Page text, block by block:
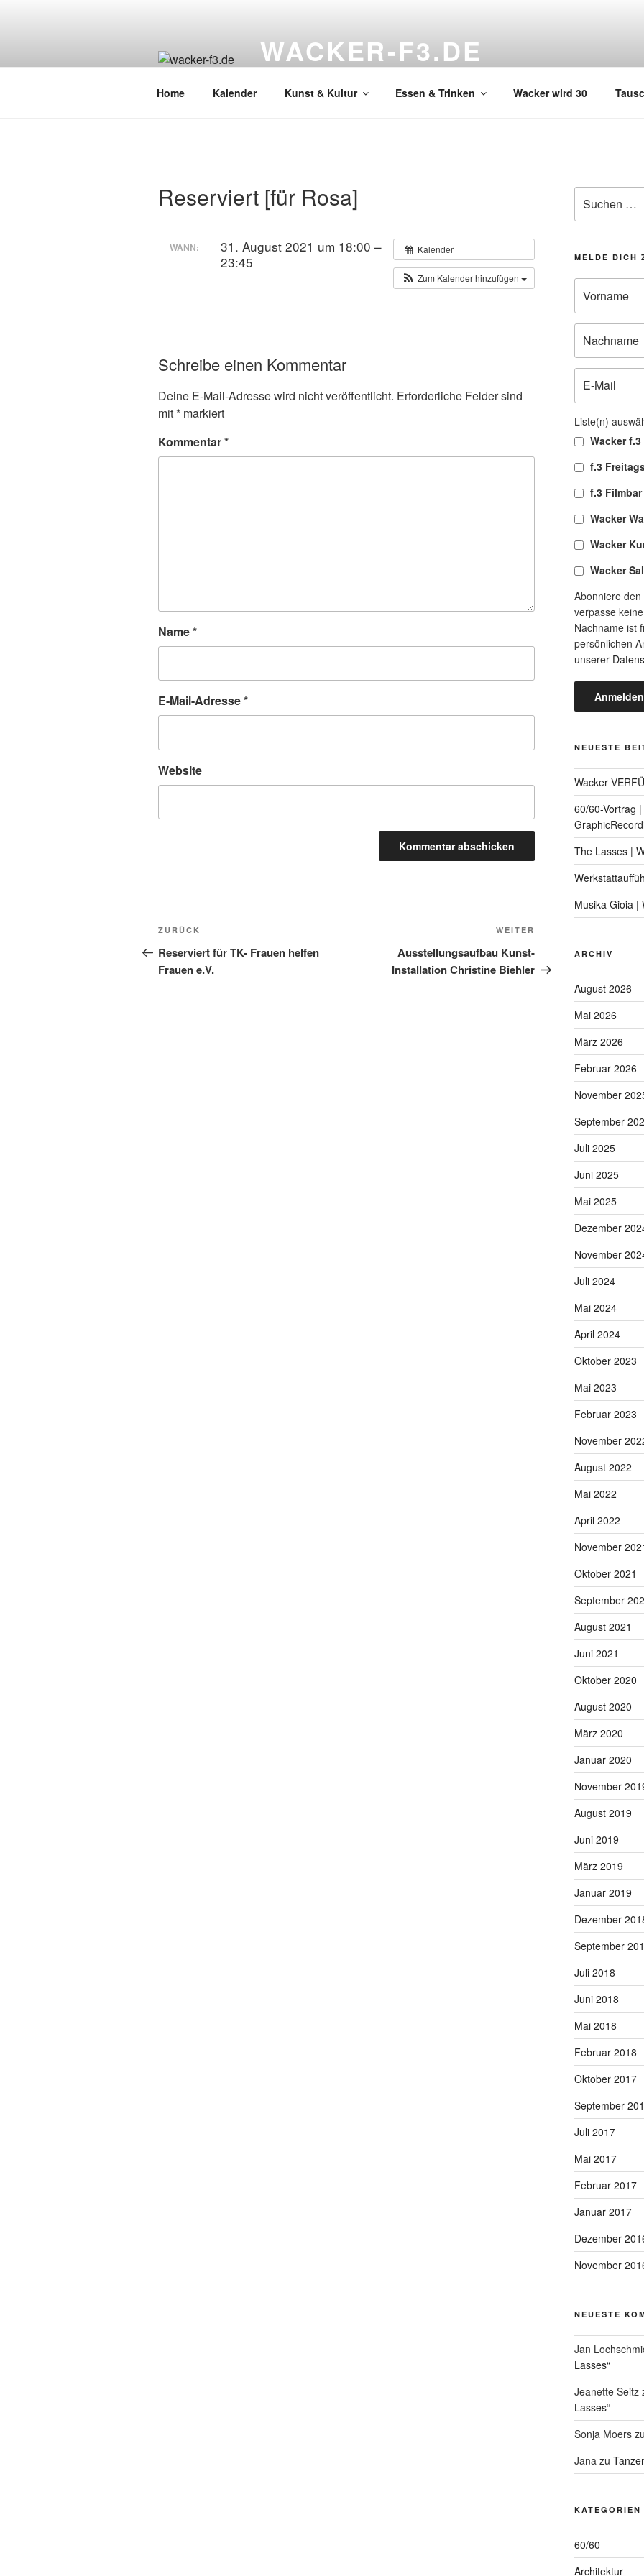
WACKER-F3.DE
Home Kalender Kunst & Kultur Essen & Trinken Wacker wird 30
Reserviert [für Rosa]
Kalender
Zum Kalender hinzufügen
WANN:
31. August 2021 um 18:00 –
23:45
Schreibe einen Kommentar
Deine E-Mail-Adresse wird nicht veröffentlicht. Erforderliche Felder sind
mit* markiert
Kommentar*
Name*
E-Mail-Adresse*
Website
Beitragsnavigation
Vorheriger
Beitrag
ZURÜCK
Reserviert für TK- Frauen helfen
Frauen e.V.
Beitrag
WEITER
Ausstellungsaufbau Kunst-
Installation Christine Biehler
nach:
MELDE DICH
Liste(n)
Wacker
f.3
f.3 Filmbar
Wacker
Wacker
Wacker
Abonniere
verpasse
Nachname ist
persönlichen
unserer
NEUESTE
Wacker
60/60-Vortrag
The Lasses |
Musika Gioia |
ARCHIV
August 2026
Mai 2026
März 2026
Februar 2026
November
September
Juli 2025
Juni 2025
Mai 2025
Dezember
November
Juli 2024
Mai 2024
April 2024
Oktober 2023
Mai 2023
Februar 2023
November
August 2022
Mai 2022
April 2022
November
Oktober 2021
September
August 2021
Juni 2021
Oktober 2020
August 2020
März 2020
Januar 2020
November
August 2019
Juni 2019
März 2019
Januar 2019
Dezember
September
Juli 2018
Juni 2018
Mai 2018
Februar 2018
Oktober 2017
September
Juli 2017
Mai 2017
Februar 2017
Januar 2017
Dezember
November
NEUESTE
Jan
Lasses“
Jeanette Seitz
Lasses“
Sonja Moers
Jana zu
KATEGORIEN
60/60
Architektur